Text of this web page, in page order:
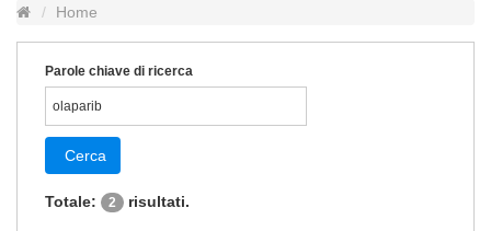
Home
Parole chiave di ricerca
Cerca
Totale: 2 risultati.